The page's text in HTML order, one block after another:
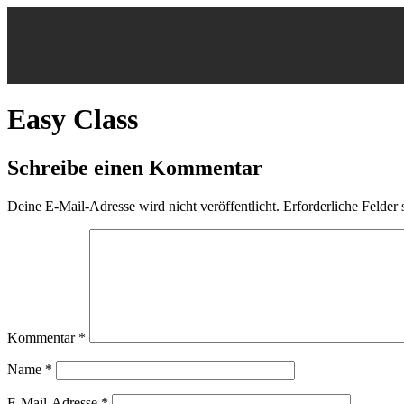
Easy Class
Schreibe einen Kommentar
Deine E-Mail-Adresse wird nicht veröffentlicht. Erforderliche Felder
Kommentar *
Name *